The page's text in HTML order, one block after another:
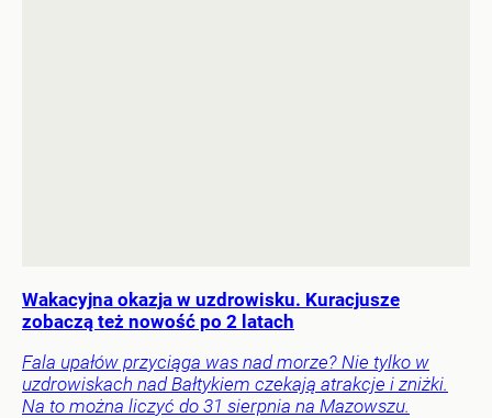
Wakacyjna okazja w uzdrowisku. Kuracjusze
zobaczą też nowość po 2 latach
Fala upałów przyciąga was nad morze? Nie tylko w
uzdrowiskach nad Bałtykiem czekają atrakcje i zniżki.
Na to można liczyć do 31 sierpnia na Mazowszu.